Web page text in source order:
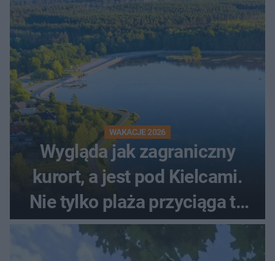
WAKACJE 2026
Wygląda jak zagraniczny
kurort, a jest pod Kielcami.
Nie tylko plaża przyciąga tu
ludzi